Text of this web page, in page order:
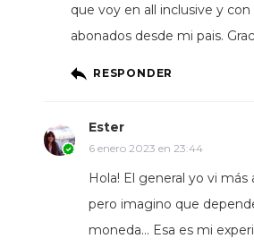
que voy en all inclusive y con
abonados desde mi pais.
RESPONDER
Ester
6 enero 2023 en 23:44
Hola! El general yo vi
pero imagino que
moneda… Esa es mi